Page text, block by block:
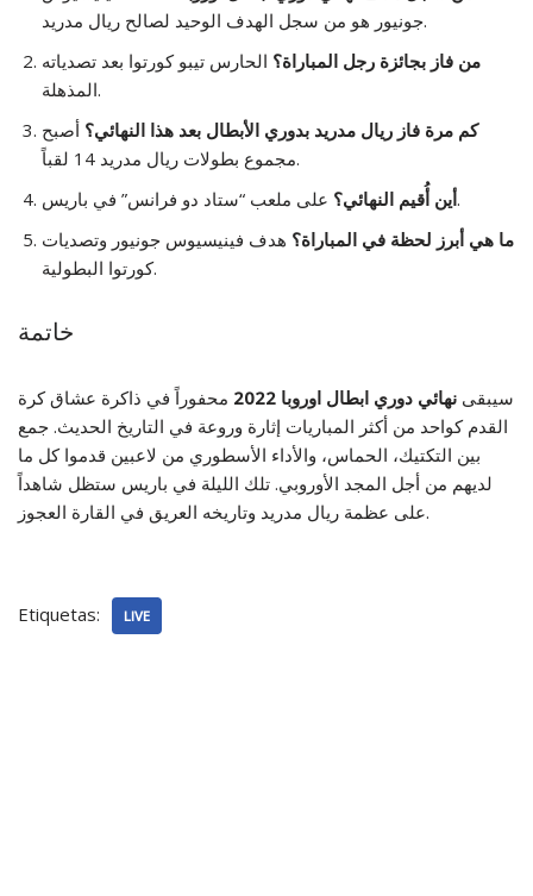
جونيور هو من سجل الهدف الوحيد لصالح ريال مدريد.
من فاز بجائزة رجل المباراة؟ الحارس تيبو كورتوا بعد تصدياته
المذهلة.
كم مرة فاز ريال مدريد بدوري الأبطال بعد هذا النهائي؟ أصبح
مجموع بطولات ريال مدريد 14 لقباً.
أين أُقيم النهائي؟على ملعب “ستاد دو فرانس” في باريس.
ما هي أبرز لحظة في المباراة؟ هدف فينيسيوس جونيور وتصديات
كورتوا البطولية.
خاتمة
سيبقى نهائي دوري ابطال اوروبا 2022
محفوراً في ذاكرة عشاق كرة
القدم كواحد من أكثر المباريات إثارة وروعة في التاريخ الحديث. جمع
بين التكتيك، الحماس، والأداء الأسطوري من لاعبين قدموا كل ما
لديهم من أجل المجد الأوروبي. تلك الليلة في باريس ستظل شاهداً
على عظمة ريال مدريد وتاريخه العريق في القارة العجوز.
Etiquetas: LIVE